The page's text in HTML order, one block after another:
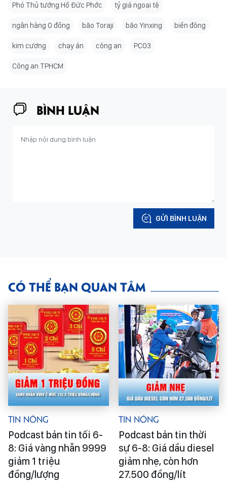
Phó Thủ tướng Hồ Đức Phớc tỷ giá ngoại tệ
ngân hàng 0 đồng bão Toraji bão Yinxing biển đông
kim cương chạy án công an PC03
Công an TPHCM
BÌNH LUẬN
GỬI BÌNH LUẬN
CÓ THỂ BẠN QUAN TÂM
Tin Nóng
Podcast bản tin tối 6-
8: Giá vàng nhẫn 9999
giảm 1 triệu
đồng/lượng
Tin Nóng
Podcast bản tin thời
sự 6-8: Giá dầu diesel
giảm nhẹ, còn hơn
27.500 đồng/lít